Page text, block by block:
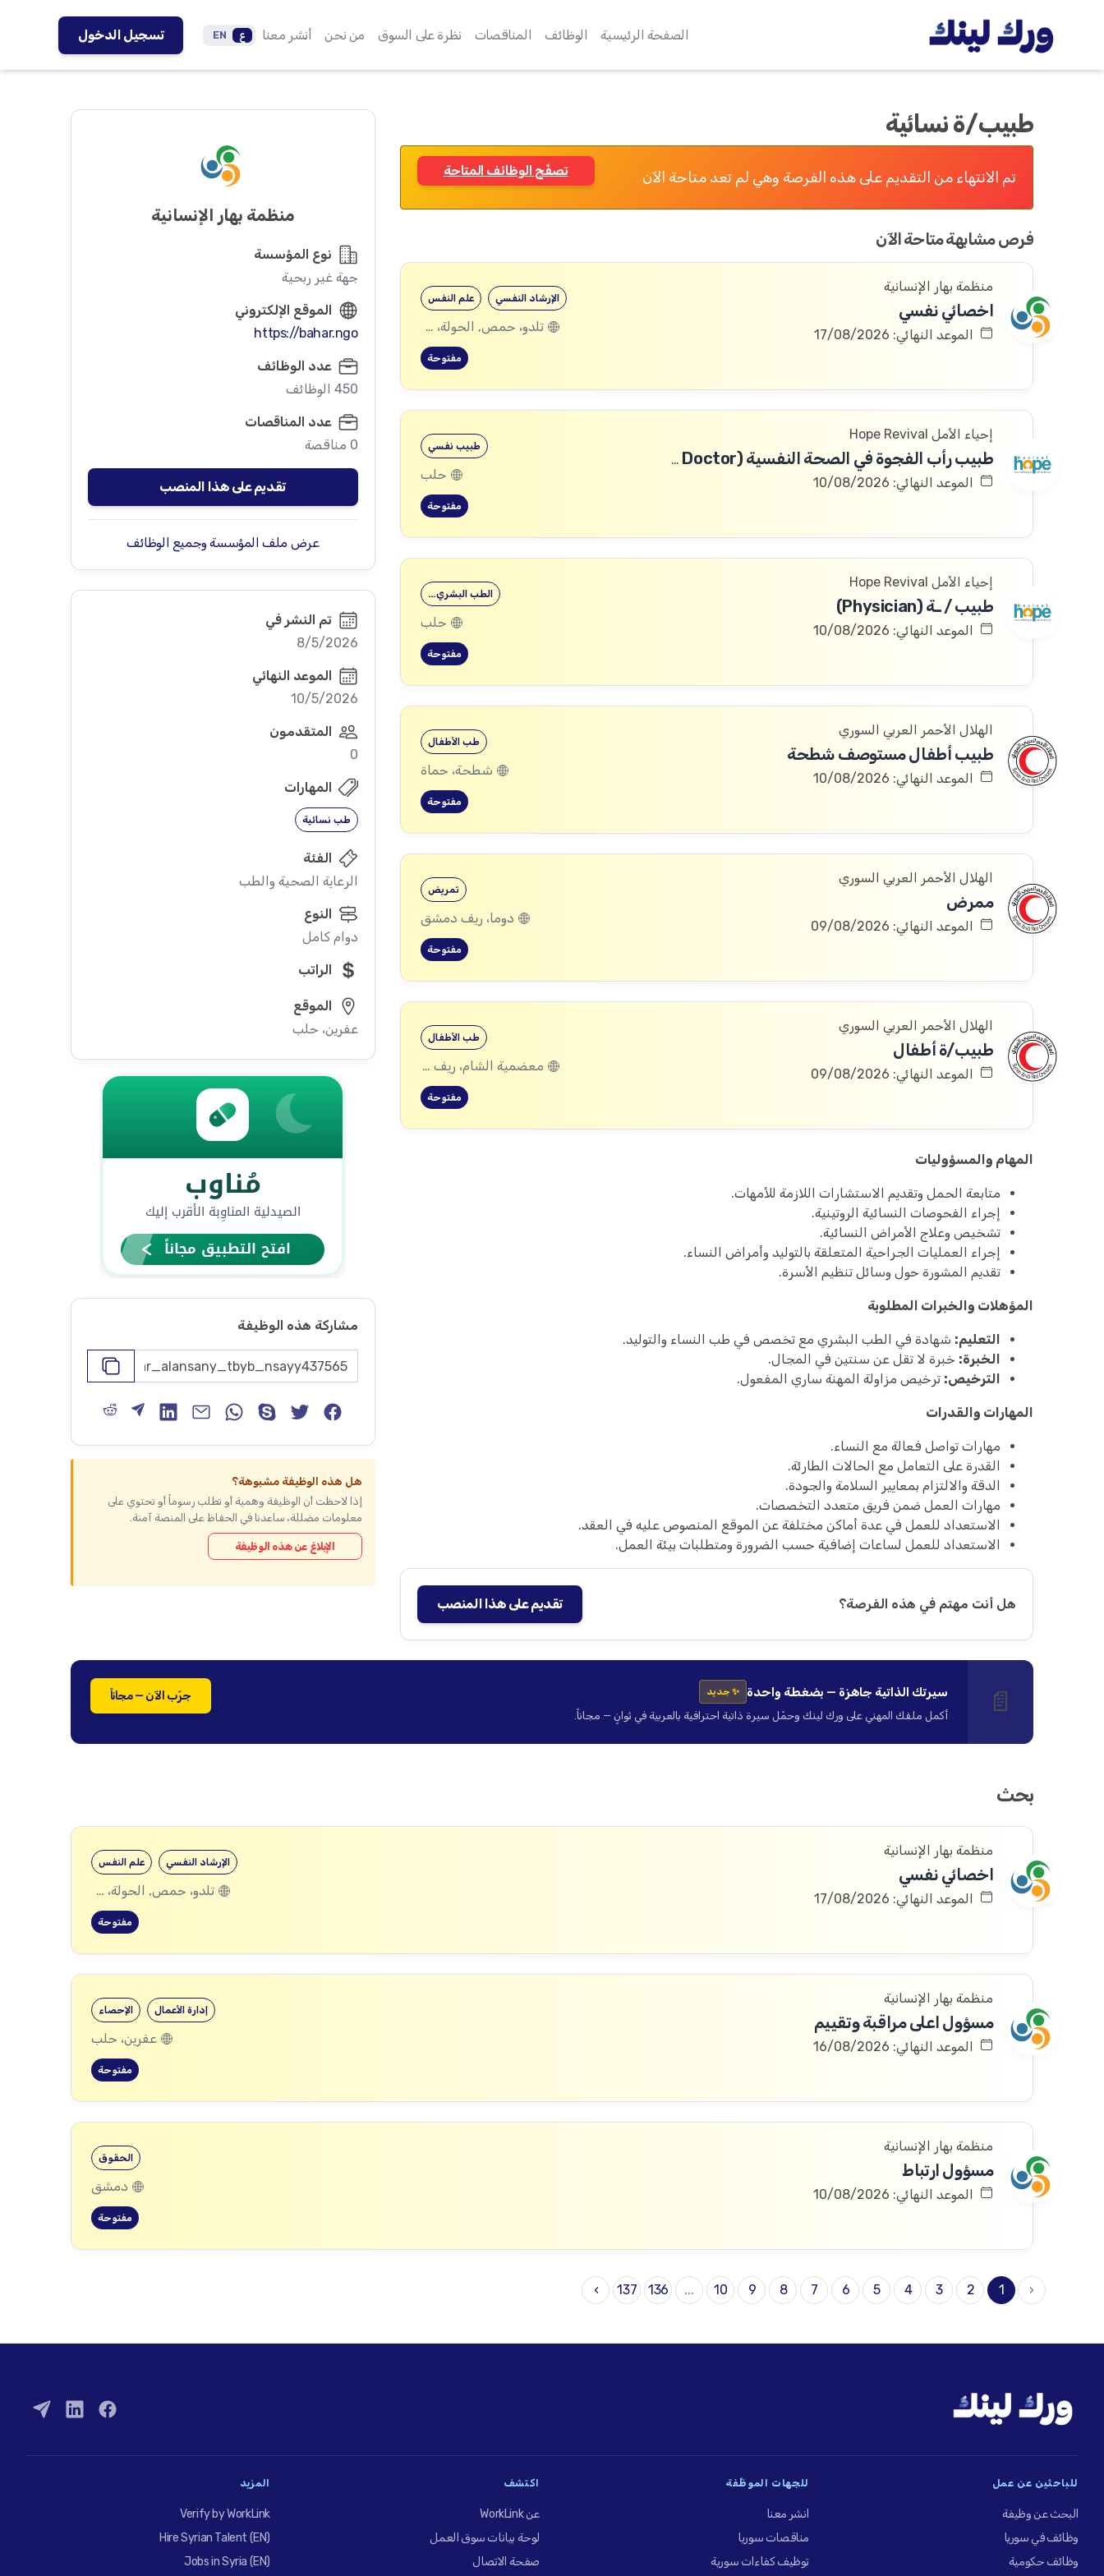
الصفحة الرئيسية الوظائف المناقصات نظرة على السوق من نحن أنشر معنا ع EN تسجيل الدخول
طبيب/ة نسائية
تم الانتهاء من التقديم على هذه الفرصة وهي لم تعد متاحة الآن تصفّح الوظائف المتاحة
فرص مشابهة متاحة الآن
منظمة بهار الإنسانية
اخصائي نفسي
الموعد النهائي: 17/08/2026
علم النفس الإرشاد النفسي
تلدو، حمص, الحولة، حمص
مفتوحة
إحياء الأمل Hope Revival
طبيب رأب الفجوة في الصحة النفسية (mhGAP Doctor)
الموعد النهائي: 10/08/2026
طبيب نفسي
حلب
مفتوحة
إحياء الأمل Hope Revival
طبيب / ـة (Physician)
الموعد النهائي: 10/08/2026
الطب البشري…
حلب
مفتوحة
الهلال الأحمر العربي السوري
طبيب أطفال مستوصف شطحة
الموعد النهائي: 10/08/2026
طب الأطفال
شطحة، حماة
مفتوحة
الهلال الأحمر العربي السوري
ممرض
الموعد النهائي: 09/08/2026
تمريض
دوما، ريف دمشق
مفتوحة
الهلال الأحمر العربي السوري
طبيب/ة أطفال
الموعد النهائي: 09/08/2026
طب الأطفال
معضمية الشام، ريف دمشق
مفتوحة
المهام والمسؤوليات
متابعة الحمل وتقديم الاستشارات اللازمة للأمهات.
إجراء الفحوصات النسائية الروتينية.
تشخيص وعلاج الأمراض النسائية.
إجراء العمليات الجراحية المتعلقة بالتوليد وأمراض النساء.
تقديم المشورة حول وسائل تنظيم الأسرة.
المؤهلات والخبرات المطلوبة
التعليم: شهادة في الطب البشري مع تخصص في طب النساء والتوليد.
الخبرة: خبرة لا تقل عن سنتين في المجال.
الترخيص: ترخيص مزاولة المهنة ساري المفعول.
المهارات والقدرات
مهارات تواصل فعالة مع النساء.
القدرة على التعامل مع الحالات الطارئة.
الدقة والالتزام بمعايير السلامة والجودة.
مهارات العمل ضمن فريق متعدد التخصصات.
الاستعداد للعمل في عدة أماكن مختلفة عن الموقع المنصوص عليه في العقد.
الاستعداد للعمل لساعات إضافية حسب الضرورة ومتطلبات بيئة العمل.
هل أنت مهتم في هذه الفرصة؟ تقديم على هذا المنصب
منظمة بهار الإنسانية
نوع المؤسسة
جهة غير ربحية
الموقع الإلكتروني
https://bahar.ngo
عدد الوظائف
450 الوظائف
عدد المناقصات
0 مناقصة
تقديم على هذا المنصب
عرض ملف المؤسسة وجميع الوظائف
تم النشر في
8/5/2026
الموعد النهائي
10/5/2026
المتقدمون
0
المهارات
طب نسائية
الفئة
الرعاية الصحية والطب
النوع
دوام كامل
الراتب
الموقع
عفرين، حلب
مشاركة هذه الوظيفة
هل هذه الوظيفة مشبوهة؟
إذا لاحظت أن الوظيفة وهمية أو تطلب رسوماً أو تحتوي على
معلومات مضللة، ساعدنا في الحفاظ على المنصة آمنة.
الإبلاغ عن هذه الوظيفة
📄 سيرتك الذاتية جاهزة — بضغطة واحدة ✨ جديد
أكمل ملفك المهني على ورك لينك وحمّل سيرة ذاتية احترافية بالعربية في ثوانٍ — مجاناً.
جرّب الآن — مجاناً
بحث
منظمة بهار الإنسانية
اخصائي نفسي
الموعد النهائي: 17/08/2026
علم النفس الإرشاد النفسي
تلدو، حمص, الحولة، حمص
مفتوحة
منظمة بهار الإنسانية
مسؤول اعلى مراقبة وتقييم
الموعد النهائي: 16/08/2026
الإحصاء إدارة الأعمال
عفرين، حلب
مفتوحة
منظمة بهار الإنسانية
مسؤول ارتباط
الموعد النهائي: 10/08/2026
الحقوق
دمشق
مفتوحة
‹
1
2
3
4
5
6
7
8
9
10
...
136
137
›
للباحثين عن عمل
البحث عن وظيفة
وظائف في سوريا
وظائف حكومية
للجهات الموظِّفة
انشر معنا
مناقصات سوريا
توظيف كفاءات سورية
اكتشف
عن WorkLink
لوحة بيانات سوق العمل
صفحة الاتصال
المزيد
Verify by WorkLink
Hire Syrian Talent (EN)
Jobs in Syria (EN)